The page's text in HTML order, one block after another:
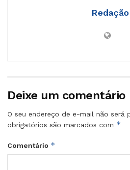
Redação
Deixe um comentário
O seu endereço de e-mail não será
obrigatórios são marcados com *
Comentário *